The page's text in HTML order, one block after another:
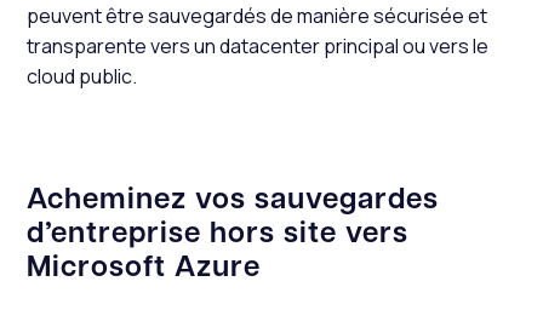
peuvent être sauvegardés de manière sécurisée et
transparente vers un datacenter principal ou vers le
cloud public.
Acheminez vos sauvegardes
d’entreprise hors site vers
Microsoft Azure